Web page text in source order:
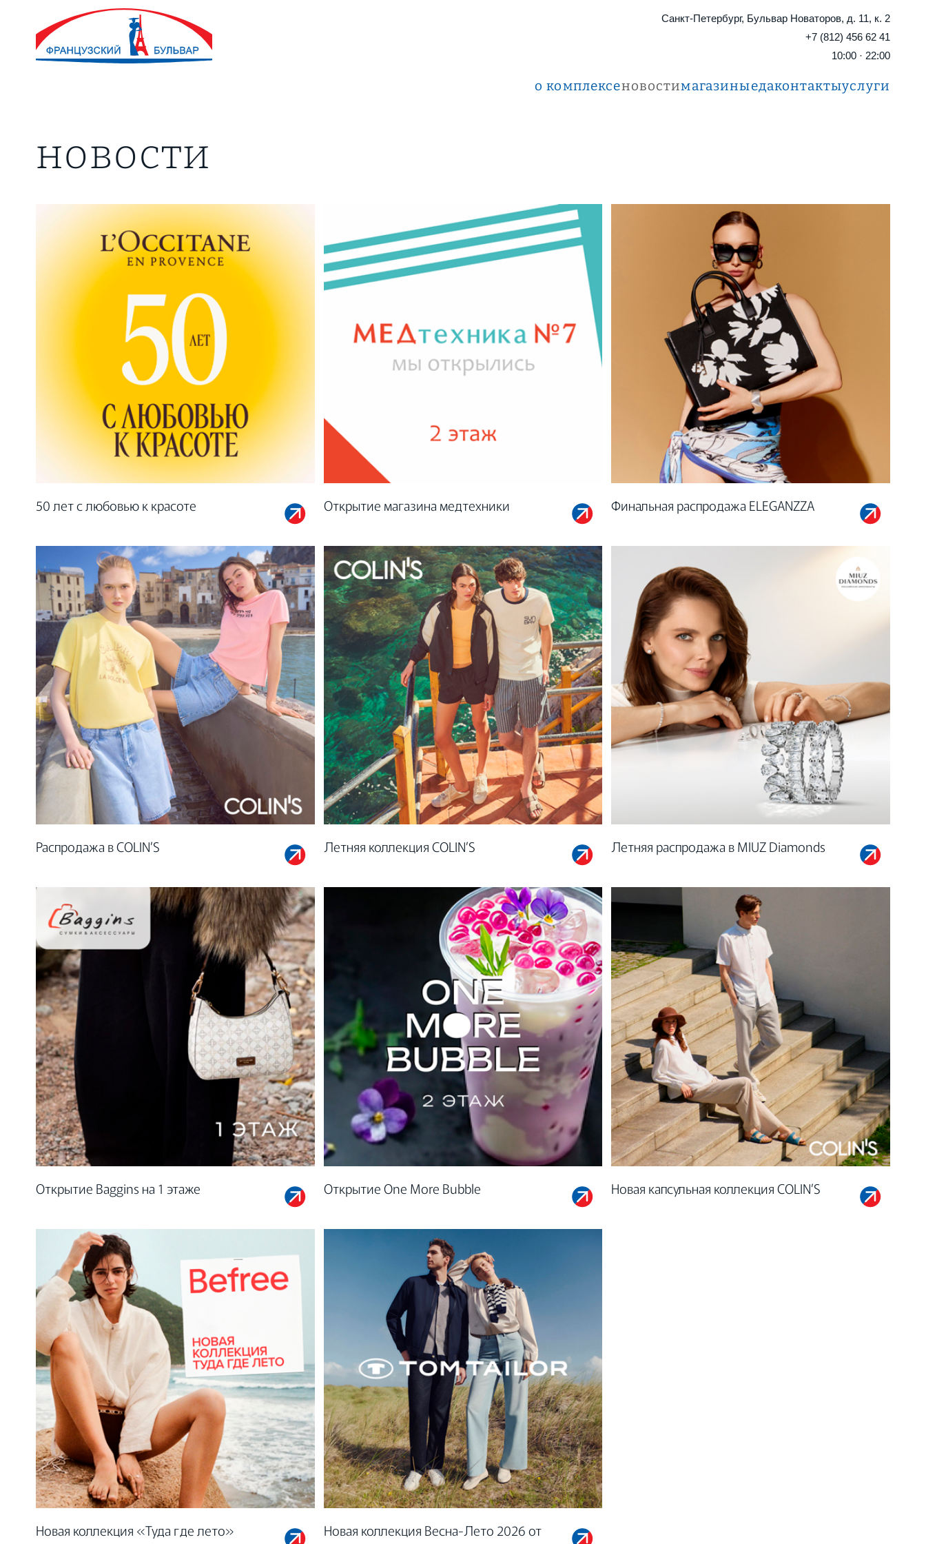
Санкт-Петербург, Бульвар Новаторов, д. 11, к. 2
+7 (812) 456 62 41
10:00 · 22:00
о комплексеновостимагазиныедаконтактыуслуги
новости
50 лет с любовью к красоте Открытие магазина медтехники Финальная распродажа ELEGANZZA
Распродажа в COLIN’S Летняя коллекция COLIN’S Летняя распродажа в MIUZ Diamonds
Открытие Baggins на 1 этаже Открытие One More Bubble Новая капсульная коллекция COLIN’S
Новая коллекция «Туда где лето»
Новая коллекция Весна-Лето 2026 от